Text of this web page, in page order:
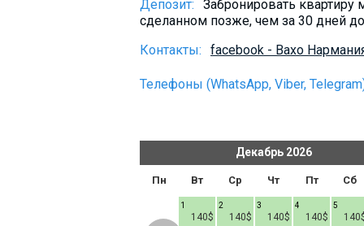
Депозит:
Забронировать
сделанном позже, чем за 30 дней
Контакты:
facebook - Вахо
Телефоны (WhatsApp, Viber,
Декабрь 2026
Пн Вт Ср Чт Пт Сб
140$
1
140$
2
140$
3
140$
4 5